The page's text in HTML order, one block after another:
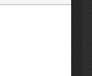
спойлера